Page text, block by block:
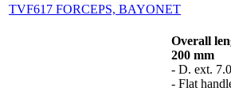
TVF617 FORCEPS, BAYONET
Overall
200 mm
- D. ext.
- Flat